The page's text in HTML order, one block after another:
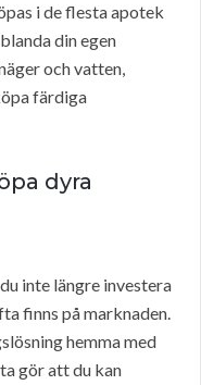
i de flesta apotek
din egen
och vatten,
färdiga
dyra
inte längre investera
finns på marknaden.
hemma med
gör att du kan